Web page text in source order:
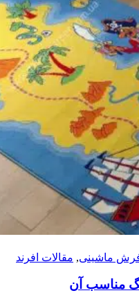
ماشینی, مقالات افرند
مناسب آن